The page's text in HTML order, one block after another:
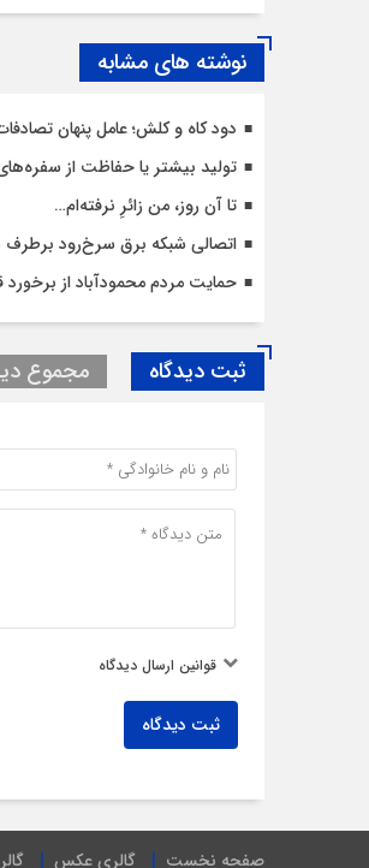
نوشته های مشابه
دود کاه و کلش؛ عامل پنهان
تولید بیشتر یا حفاظت از
تا آن روز، من زائرِ نرفته‌ام…
اتصالی شبکه برق سرخ‌رود
حمایت مردم محمودآباد از برخورد
ثبت دیدگاه مجموع
قوانین ارسال دیدگاه
ثبت دیدگاه
صفحه نخست گالری عکس